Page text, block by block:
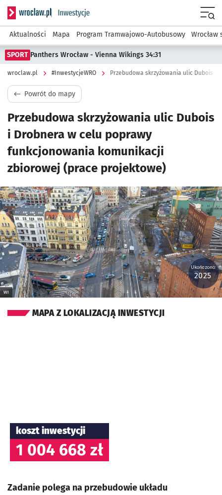
Serwis informacyjny wroclaw.pl podserwis:
Aktualności Mapa Program Tramwajowo-Autobusowy Wrocław
SPORT Panthers Wrocław - Vienna Wikings 34:31
wroclaw.pl #InwestycjeWRO
Powrót do mapy
Przebudowa skrzyżowania ulic Dubois
i Drobnera w celu poprawy
funkcjonowania komunikacji
zbiorowej (prace projektowe)
Kliknij, aby powiększyć
WI
Ukończono:
2025
MAPA Z LOKALIZACJĄ INWESTYCJI
koszt inwestycji
1 004 668 zł
Zadanie polega na przebudowie układu